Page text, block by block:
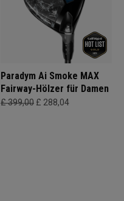
Paradym Ai Smoke MAX
Fairway-Hölzer für Damen
£ 399,00 £ 288,04